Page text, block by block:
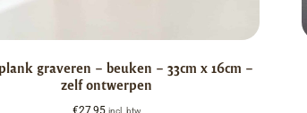
graveren – beuken – 33cm x 16cm –
zelf ontwerpen